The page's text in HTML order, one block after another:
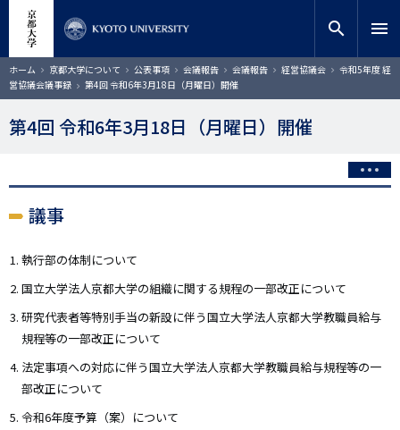
コ
ン
テ
ン
ツ
動
サイト内検索
検索
search menu
ホーム 京都大学について 公表事項 会議報告 会議報告 経営協議会
令和5年度 経
営協議会議事録
第4回 令和6年3月18日（月曜日）開催
第4回 令和6年3月18日（月曜日）開催
議事
執行部の体制について
国立大学法人京都大学の組織に関する規程の一部改正について
研究代表者等特別手当の新設に伴う国立大学法人京都大学教職員給与
規程等の一部改正について
法定事項への対応に伴う国立大学法人京都大学教職員給与規程等の一
部改正について
令和6年度予算（案）について